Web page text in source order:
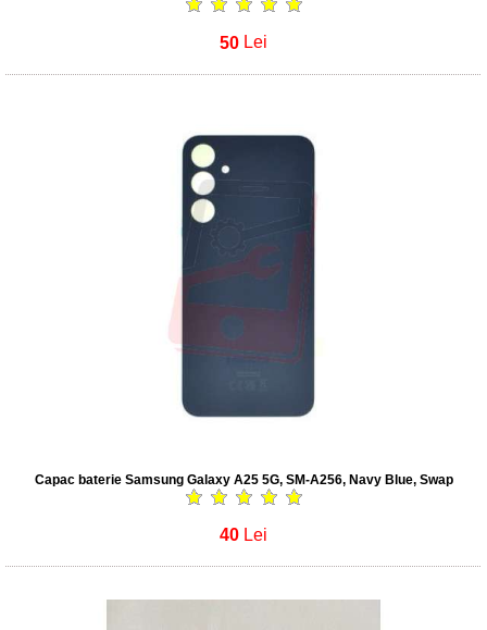
50 Lei
Capac baterie Samsung Galaxy A25 5G, SM-A256, Navy Blue, Swap
40 Lei